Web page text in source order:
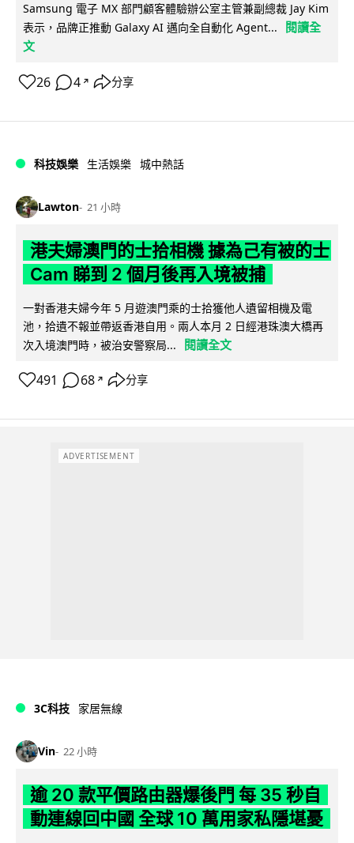
Samsung 電子 MX 部門顧客體驗辦公室主管兼副總裁 Jay Kim
表示，品牌正推動 Galaxy AI 邁向全自動化 Agent...
閱讀全
文
26 4 ↗ 分享
科技娛樂 生活娛樂 城中熱話
Lawton 21 小時
港夫婦澳門的士拾相機 據為己有被的士
Cam 睇到 2 個月後再入境被捕
一對香港夫婦今年 5 月遊澳門乘的士拾獲他人遺留相機及電
池，拾遺不報並帶返香港自用。兩人本月 2 日經港珠澳大橋再
次入境澳門時，被治安警察局...
閱讀全文
491 68 ↗ 分享
ADVERTISEMENT
3C科技 家居無線
Vin 22 小時
逾 20 款平價路由器爆後門 每 35 秒自
動連線回中國 全球 10 萬用家私隱堪憂